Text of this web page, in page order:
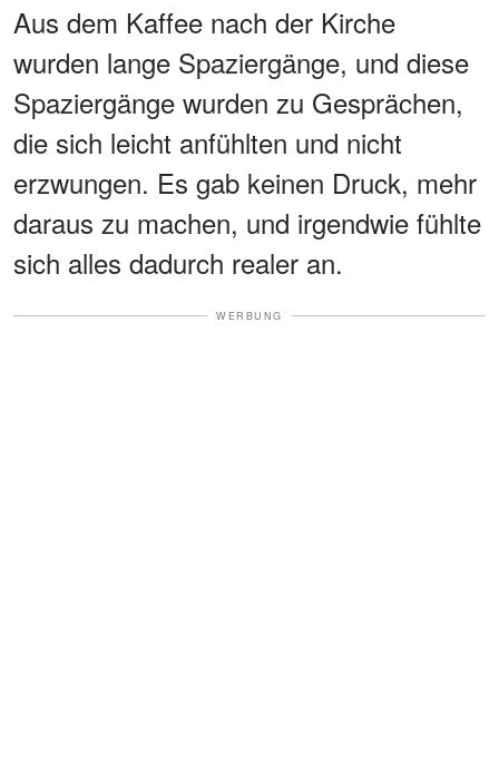
Aus dem Kaffee nach der Kirche
wurden lange Spaziergänge, und diese
Spaziergänge wurden zu Gesprächen,
die sich leicht anfühlten und nicht
erzwungen. Es gab keinen Druck, mehr
daraus zu machen, und irgendwie fühlte
sich alles dadurch realer an.
WERBUNG